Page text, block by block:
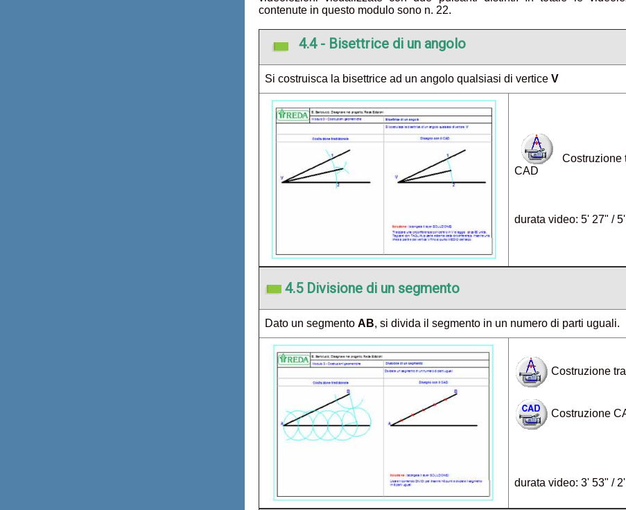
contenute in questo modulo sono n. 22.
4.4 - Bisettrice di un angolo
Si costruisca la bisettrice ad un angolo qualsiasi di vertice V
Costruzione
CAD
durata video: 5' 27" /
4.5 Divisione di un segmento
Dato un segmento AB, si divida il segmento in un numero di parti uguali.
Costruzione
Costruzione
durata video: 3' 53" /